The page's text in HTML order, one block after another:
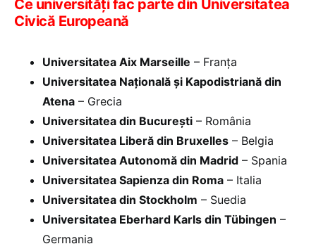
Ce universități fac parte din Universitatea
Civică Europeană
Universitatea Aix Marseille – Franța
Universitatea Națională și Kapodistriană din
Atena – Grecia
Universitatea din București – România
Universitatea Liberă din Bruxelles – Belgia
Universitatea Autonomă din Madrid – Spania
Universitatea Sapienza din Roma – Italia
Universitatea din Stockholm – Suedia
Universitatea Eberhard Karls din Tübingen –
Germania